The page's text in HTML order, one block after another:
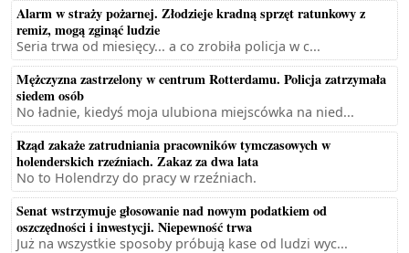
Alarm w straży pożarnej. Złodzieje kradną sprzęt ratunkowy z
remiz, mogą zginąć ludzie
Seria trwa od miesięcy... a co zrobiła policja w c...
Mężczyzna zastrzelony w centrum Rotterdamu. Policja zatrzymała
siedem osób
No ładnie, kiedyś moja ulubiona miejscówka na nied...
Rząd zakaże zatrudniania pracowników tymczasowych w
holenderskich rzeźniach. Zakaz za dwa lata
No to Holendrzy do pracy w rzeźniach.
Senat wstrzymuje głosowanie nad nowym podatkiem od
oszczędności i inwestycji. Niepewność trwa
Już na wszystkie sposoby próbują kase od ludzi wyc...